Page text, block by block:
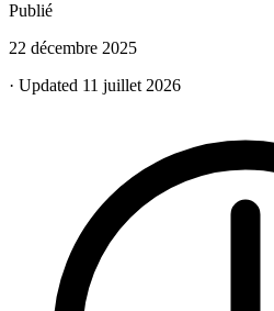
Publié
22 décembre 2025
· Updated 11 juillet 2026